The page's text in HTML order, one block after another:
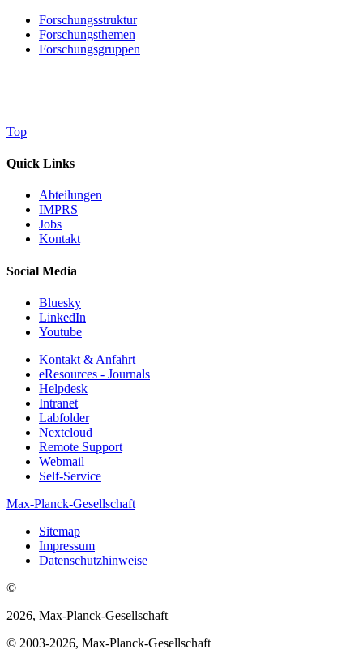
Forschungsstruktur
Forschungsthemen
Forschungsgruppen
Top
Quick Links
Abteilungen
IMPRS
Jobs
Kontakt
Social Media
Bluesky
LinkedIn
Youtube
Kontakt & Anfahrt
eResources - Journals
Helpdesk
Intranet
Labfolder
Nextcloud
Remote Support
Webmail
Self-Service
Max-Planck-Gesellschaft
Sitemap
Impressum
Datenschutzhinweise
©
2026, Max-Planck-Gesellschaft
© 2003-2026, Max-Planck-Gesellschaft